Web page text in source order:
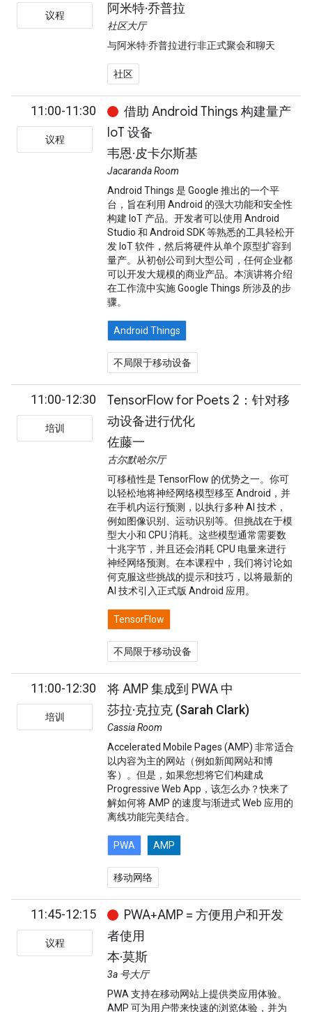
议程 阿米特·乔普拉
社区大厅
与阿米特·乔普拉进行非正式聚会和聊天
社区
11:00-11:30
议程
借助 Android Things 构建量产
IoT 设备
韦恩·皮卡尔斯基
Jacaranda Room
Android Things 是 Google 推出的一个平
台，旨在利用 Android 的强大功能和安全性
构建 IoT 产品。开发者可以使用 Android
Studio 和 Android SDK 等熟悉的工具轻松开
发 IoT 软件，然后将硬件从单个原型扩容到
量产。从初创公司到大型公司，任何企业都
可以开发大规模的商业产品。本演讲将介绍
在工作流中实施 Google Things 所涉及的步
骤。
Android Things
不局限于移动设备
11:00-12:30
培训
TensorFlow for Poets 2：针对移
动设备进行优化
佐藤一
古尔默哈尔厅
可移植性是 TensorFlow 的优势之一。你可
以轻松地将神经网络模型移至 Android，并
在手机内运行预测，以执行多种 AI 技术，
例如图像识别、运动识别等。但挑战在于模
型大小和 CPU 消耗。这些模型通常需要数
十兆字节，并且还会消耗 CPU 电量来进行
神经网络预测。在本课程中，我们将讨论如
何克服这些挑战的提示和技巧，以将最新的
AI 技术引入正式版 Android 应用。
TensorFlow
不局限于移动设备
11:00-12:30
培训
将 AMP 集成到 PWA 中
莎拉·克拉克 (Sarah Clark)
Cassia Room
Accelerated Mobile Pages (AMP) 非常适合
以内容为主的网站（例如新闻网站和博
客）。但是，如果您想将它们构建成
Progressive Web App，该怎么办？快来了
解如何将 AMP 的速度与渐进式 Web 应用的
离线功能完美结合。
PWA AMP
移动网络
11:45-12:15
议程
PWA+AMP = 方便用户和开发
者使用
本·莫斯
3a 号大厅
PWA 支持在移动网站上提供类应用体验。
AMP 可为用户带来快速的浏览体验，并为